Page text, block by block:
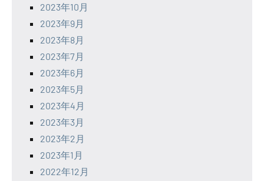
2023年10月
2023年9月
2023年8月
2023年7月
2023年6月
2023年5月
2023年4月
2023年3月
2023年2月
2023年1月
2022年12月